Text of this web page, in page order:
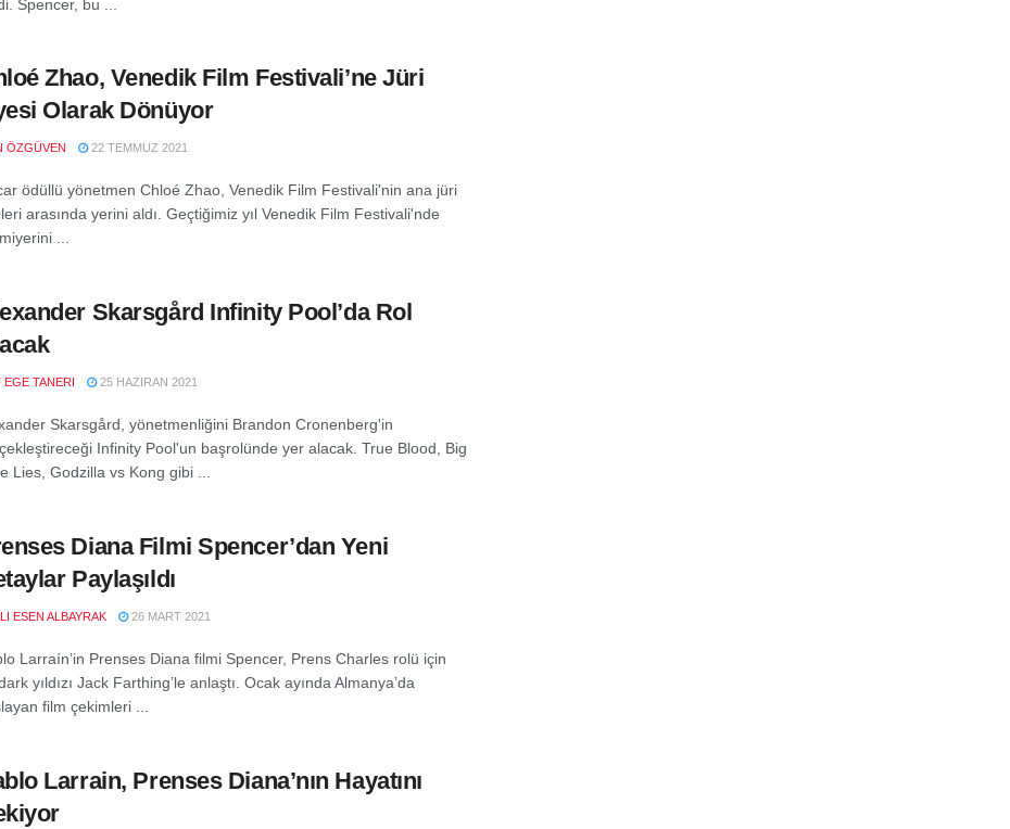
Spencer, bu ...
Zhao, Venedik Film Festivali’ne Jüri
Olarak Dönüyor
ÖZGÜVEN 22 TEMMUZ 2021
ödüllü yönetmen Chloé Zhao, Venedik Film Festivali'nin ana jüri
arasında yerini aldı. Geçtiğimiz yıl Venedik Film Festivali'nde
...
Skarsgård Infinity Pool’da Rol
EGE TANERI 25 HAZIRAN 2021
Skarsgård, yönetmenliğini Brandon Cronenberg'in
Infinity Pool'un başrolünde yer alacak. True Blood, Big
Lies, Godzilla vs Kong gibi ...
Diana Filmi Spencer’dan Yeni
Paylaşıldı
ESEN ALBAYRAK 26 MART 2021
Larraín’in Prenses Diana filmi Spencer, Prens Charles rolü için
yıldızı Jack Farthing’le anlaştı. Ocak ayında Almanya’da
film çekimleri ...
Larrain, Prenses Diana’nın Hayatını